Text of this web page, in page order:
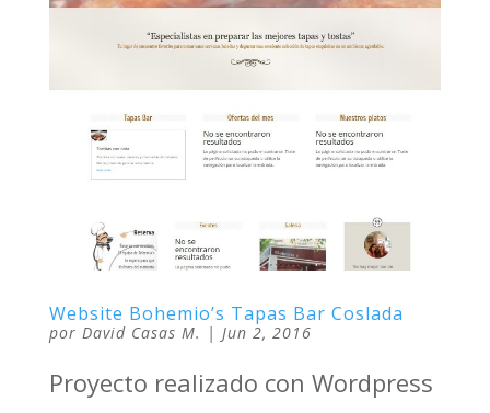
Website Bohemio’s Tapas Bar Coslada
por David Casas M. | Jun 2, 2016
Proyecto realizado con Wordpress